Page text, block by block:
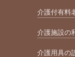
介護付有料
介護施設の
介護用具の